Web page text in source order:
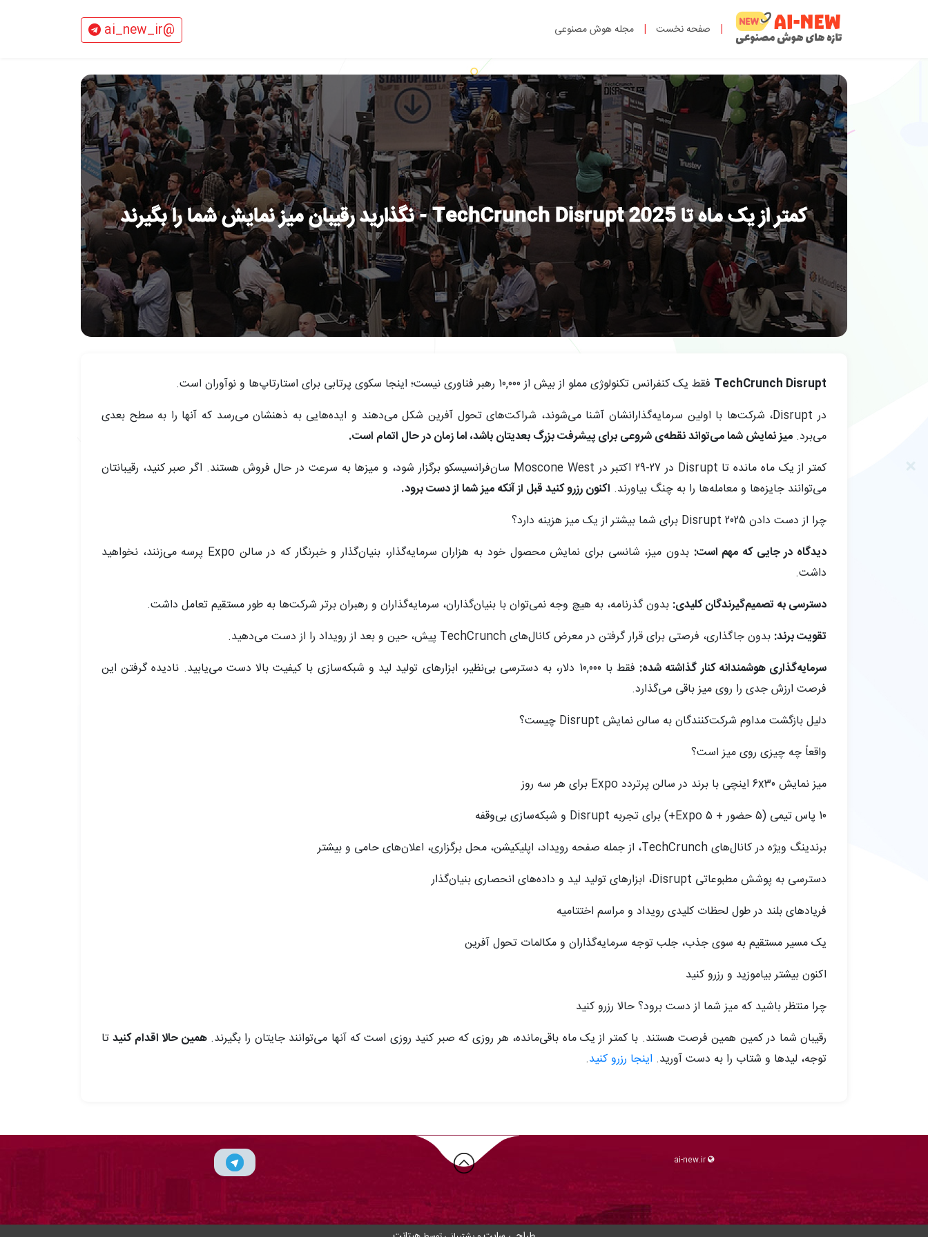
| صفحه نخست | مجله هوش مصنوعی @ai_new_ir
کمتر از یک ماه تا TechCrunch Disrupt 2025 - نگذارید رقیبان میز نمایش شما را بگیرند
TechCrunch Disrupt فقط یک کنفرانس تکنولوژی مملو از بیش از 10,000 رهبر فناوری نیست؛ اینجا سکوی پرتابی برای استارتاپ‌ها و نوآوران است.
در Disrupt، شرکت‌ها با اولین سرمایه‌گذارانشان آشنا می‌شوند، شراکت‌های تحول آفرین شکل می‌دهند و ایده‌هایی به ذهنشان می‌رسد که آنها را به سطح بعدی
می‌برد. میز نمایش شما می‌تواند نقطه‌ی شروعی برای پیشرفت بزرگ بعدیتان باشد، اما زمان در حال اتمام است.
کمتر از یک ماه مانده تا Disrupt در 27-29 اکتبر در Moscone West سان‌فرانسیسکو برگزار شود، و میزها به سرعت در حال فروش هستند. اگر صبر کنید، رقیبانتان
می‌توانند جایزه‌ها و معامله‌ها را به چنگ بیاورند. اکنون رزرو کنید قبل از آنکه میز شما از دست برود.
چرا از دست دادن Disrupt 2025 برای شما بیشتر از یک میز هزینه دارد؟
دیدگاه در جایی که مهم است:
بدون میز، شانسی برای نمایش محصول خود به هزاران سرمایه‌گذار، بنیان‌گذار و خبرنگار که در سالن Expo پرسه می‌زنند، نخواهید
داشت.
دسترسی به تصمیم‌گیرندگان کلیدی: بدون گذرنامه، به هیچ وجه نمی‌توان با بنیان‌گذاران، سرمایه‌گذاران و رهبران برتر شرکت‌ها به طور مستقیم تعامل داشت.
تقویت برند: بدون جاگذاری، فرصتی برای قرار گرفتن در معرض کانال‌های TechCrunch پیش، حین و بعد از رویداد را از دست می‌دهید.
سرمایه‌گذاری هوشمندانه کنار گذاشته شده:
فقط با 10,000 دلار، به دسترسی بی‌نظیر، ابزارهای تولید لید و شبکه‌سازی با کیفیت بالا دست می‌یابید. نادیده گرفتن این
فرصت ارزش جدی را روی میز باقی می‌گذارد.
دلیل بازگشت مداوم شرکت‌کنندگان به سالن نمایش Disrupt چیست؟
واقعاً چه چیزی روی میز است؟
میز نمایش 6x30 اینچی با برند در سالن پرتردد Expo برای هر سه روز
10 پاس تیمی (5 حضور + 5 Expo+) برای تجربه Disrupt و شبکه‌سازی بی‌وقفه
برندینگ ویژه در کانال‌های TechCrunch، از جمله صفحه رویداد، اپلیکیشن، محل برگزاری، اعلان‌های حامی و بیشتر
دسترسی به پوشش مطبوعاتی Disrupt، ابزارهای تولید لید و داده‌های انحصاری بنیان‌گذار
فریادهای بلند در طول لحظات کلیدی رویداد و مراسم اختتامیه
یک مسیر مستقیم به سوی جذب، جلب توجه سرمایه‌گذاران و مکالمات تحول آفرین
اکنون بیشتر بیاموزید و رزرو کنید
چرا منتظر باشید که میز شما از دست برود؟ حالا رزرو کنید
رقیبان شما در کمین همین فرصت هستند. با کمتر از یک ماه باقی‌مانده، هر روزی که صبر کنید روزی است که آنها می‌توانند جایتان را بگیرند.همین حالا اقدام کنیدتا
توجه، لیدها و شتاب را به دست آورید. اینجا رزرو کنید.
ai-new.ir